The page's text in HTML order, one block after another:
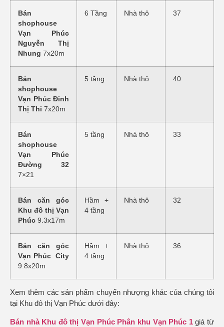
Bán
shophouse
Vạn Phúc
Nguyễn Thị
Nhung 7x20m
6 Tầng Nhà thô 37
Bán
shophouse
Vạn Phúc Đinh
Thị Thi 7x20m
5 tầng Nhà thô 40
Bán
shophouse
Vạn Phúc
Đường 32
7×21
5 tầng Nhà thô 33
Bán căn góc
Khu đô thị Vạn
Phúc 9.3x17m
Hầm +
4 tầng
Nhà thô 32
Bán căn góc
Vạn Phúc City
9.8x20m
Hầm +
4 tầng
Nhà thô 36
Xem thêm các sản phẩm chuyển nhượng khác của chúng tôi
tại Khu đô thị Vạn Phúc dưới đây:
Bán nhà Khu đô thị Vạn Phúc Phân khu Vạn Phúc 1giá từ